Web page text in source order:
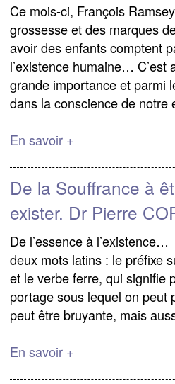
Ce mois-ci, François
grossesse et des marques
avoir des enfants comptent
l’existence humaine…
grande importance et parmi
dans la conscience de notre
En savoir +
De la Souffrance à
exister. Dr Pierre
De l’essence à
deux mots latins : le préfixe
et le verbe ferre, qui signifie
portage sous lequel on peut
peut être bruyante, mais
En savoir +